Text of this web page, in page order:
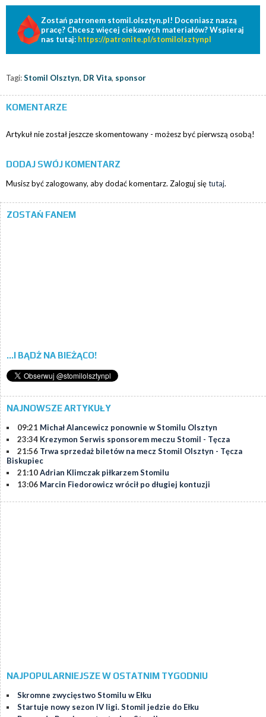
Zostań patronem stomil.olsztyn.pl! Doceniasz naszą
pracę? Chcesz więcej ciekawych materiałów? Wspieraj
nas tutaj: https://patronite.pl/stomilolsztynpl
Tagi:Stomil Olsztyn, DR Vita, sponsor
KOMENTARZE
Artykuł nie został jeszcze skomentowany - możesz być pierwszą osobą!
DODAJ SWÓJ KOMENTARZ
Musisz być zalogowany, aby dodać komentarz. Zaloguj siętutaj.
ZOSTAŃ FANEM
...I BĄDŹ NA BIEŻĄCO!
NAJNOWSZE ARTYKUŁY
09:21 Michał Alancewicz ponownie w Stomilu Olsztyn
23:34 Krezymon Serwis sponsorem meczu Stomil - Tęcza
21:56 Trwa sprzedaż biletów na mecz Stomil Olsztyn - Tęcza
Biskupiec
21:10Adrian Klimczak piłkarzem Stomilu
13:06 Marcin Fiedorowicz wrócił po długiej kontuzji
NAJPOPULARNIEJSZE W OSTATNIM TYGODNIU
Skromne zwycięstwo Stomilu w Ełku
Startuje nowy sezon IV ligi. Stomil jedzie do Ełku